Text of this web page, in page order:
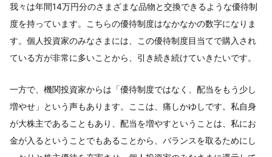
我々は年間14万円分のさまざまな品物と交換できるような優待制
度を持っています。こちらの優待制度はなかなかの数字になりま
す。個人投資家のみなさまには、この優待制度目当てで購入され
ている方が非常に多いことから、引き続き続けていきたいです。
一方で、機関投資家からは「優待制度ではなく、配当をもう少し
増やせ」という声もあります。ここは、痛しかゆしです。私自身
が大株主であることもあり、配当を増やすということは、私にお
金が入るということでもあることから、バランスを取るためにし